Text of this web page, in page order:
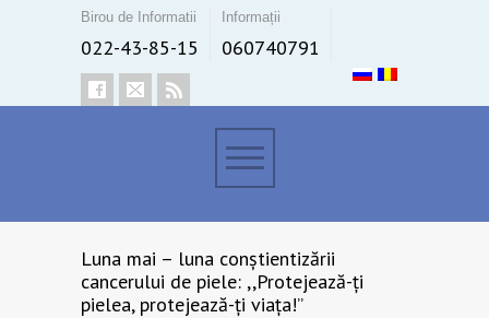
Birou de Informatii
022-43-85-15
Informații
060740791
Luna mai – luna conștientizării
cancerului de piele: ,,Protejează-ți
pielea, protejează-ți viața!”